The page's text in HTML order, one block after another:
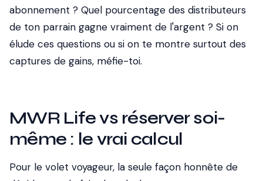
abonnement ? Quel pourcentage des distributeurs
de ton parrain gagne vraiment de l'argent ? Si on
élude ces questions ou si on te montre surtout des
captures de gains, méfie-toi.
MWR Life vs réserver soi-
même : le vrai calcul
Pour le volet voyageur, la seule façon honnête de